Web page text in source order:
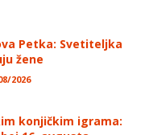
Petka: Svetiteljka
žene
2026
konjičkim igrama: